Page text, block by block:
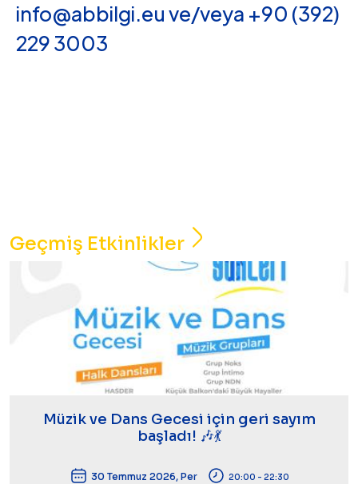
info@abbilgi.euve/veya +90 (392)
229 3003
Geçmiş Etkinlikler
Müzik ve Dans Gecesi için geri sayım
başladı! 🎶💃
30 Temmuz 2026, Per 20:00 - 22:30